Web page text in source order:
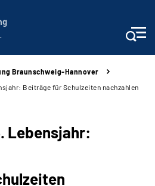
Braunschweig-Hannover
Beiträge für Schulzeiten nachzahlen
Lebensjahr: